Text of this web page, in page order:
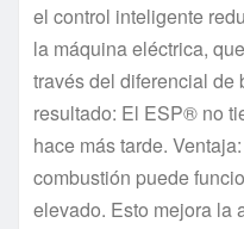
el control inteligente
la máquina eléctrica,
través del diferencial de
resultado: El ESP® no
hace más tarde.
combustión puede
elevado. Esto mejora la